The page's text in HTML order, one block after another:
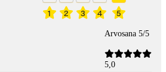
1 2 3 4 5
Arvosana 5/5
5,0